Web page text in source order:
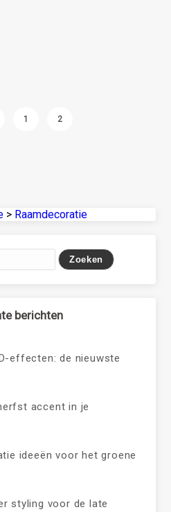
1 2
> Raamdecoratie
berichten
effecten: de nieuwste
accent in je
ideeën voor het groene
styling voor de late